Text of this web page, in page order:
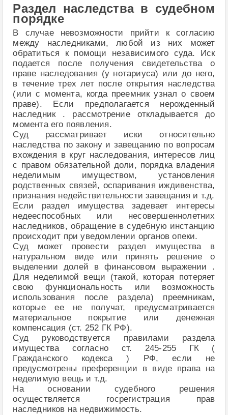
Раздел наследства в судебном
порядке
В случае невозможности прийти к согласию
между наследниками, любой из них может
обратиться к помощи независимого суда. Иск
подается после получения свидетельства о
праве наследования (у нотариуса) или до него,
в течение трех лет после открытия наследства
(или с момента, когда преемник узнал о своем
праве). Если предполагается нерожденный
наследник . рассмотрение откладывается до
момента его появления.
Суд рассматривает иски относительно
наследства по закону и завещанию по вопросам
вхождения в круг наследования, интересов лиц
с правом обязательной доли, порядка владения
неделимым имуществом, установления
родственных связей, оспаривания иждивенства,
признания недействительности завещания и т.д.
Если раздел имущества задевает интересы
недееспособных или несовершеннолетних
наследников, обращение в судебную инстанцию
происходит при уведомлении органов опеки.
Суд может провести раздел имущества в
натуральном виде или принять решение о
выделении долей в финансовом выражении .
Для неделимой вещи (такой, которая потеряет
свою функциональность или возможность
использования после раздела) преемникам,
которые ее не получат, предусматривается
материальное покрытие или денежная
компенсация (ст. 252 ГК РФ).
Суд руководствуется правилами раздела
имущества согласно ст. 245-255 ГК (
Гражданского кодекса ) РФ, если не
предусмотрены преференции в виде права на
неделимую вещь и т.д.
На основании судебного решения
осуществляется госрегистрация прав
наследников на недвижимость.